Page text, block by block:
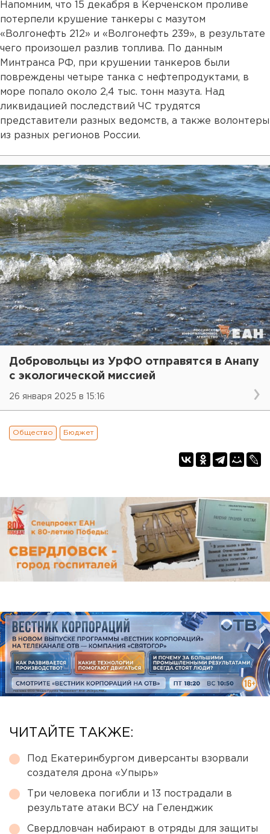
Напомним, что 15 декабря в Керченском проливе
потерпели крушение танкеры с мазутом
«Волгонефть 212» и «Волгонефть 239», в результате
чего произошел разлив топлива. По данным
Минтранса РФ, при крушении танкеров были
повреждены четыре танка с нефтепродуктами, в
море попало около 2,4 тыс. тонн мазута. Над
ликвидацией последствий ЧС трудятся
представители разных ведомств, а также волонтеры
из разных регионов России.
Добровольцы из УрФО отправятся в Анапу
с экологической миссией
26 января 2025 в 15:16
Общество Бюджет
ЧИТАЙТЕ ТАКЖЕ:
Под Екатеринбургом диверсанты взорвали
создателя дрона «Упырь»
Три человека погибли и 13 пострадали в
результате атаки ВСУ на Геленджик
Свердловчан набирают в отряды для защиты